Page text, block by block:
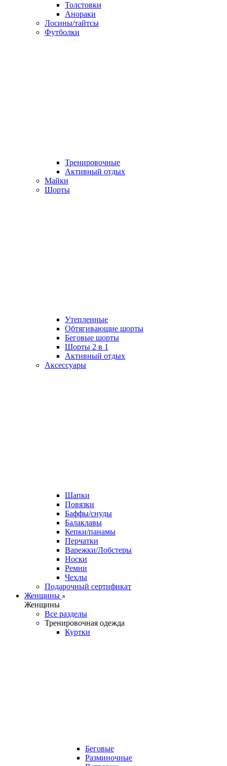
Толстовки
Анораки
Лосины/тайтсы
Футболки
Тренировочные
Активный отдых
Майки
Шорты
Утепленные
Обтягивающие шорты
Беговые шорты
Шорты 2 в 1
Активный отдых
Аксессуары
Шапки
Повязки
Баффы/снуды
Балаклавы
Кепки/панамы
Перчатки
Варежки/Лобстеры
Носки
Ремни
Чехлы
Подарочный сертификат
Женщины
Женщины
Все разделы
Тренировочная одежда
Куртки
Беговые
Разминочные